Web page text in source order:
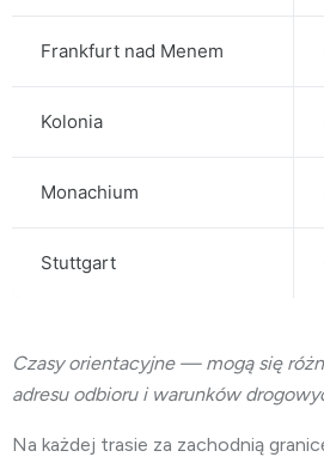
Frankfurt nad Menem
Kolonia
Monachium
Stuttgart
Czasy orientacyjne — mogą się
adresu odbioru i warunków
Na każdej trasie za zachodnią